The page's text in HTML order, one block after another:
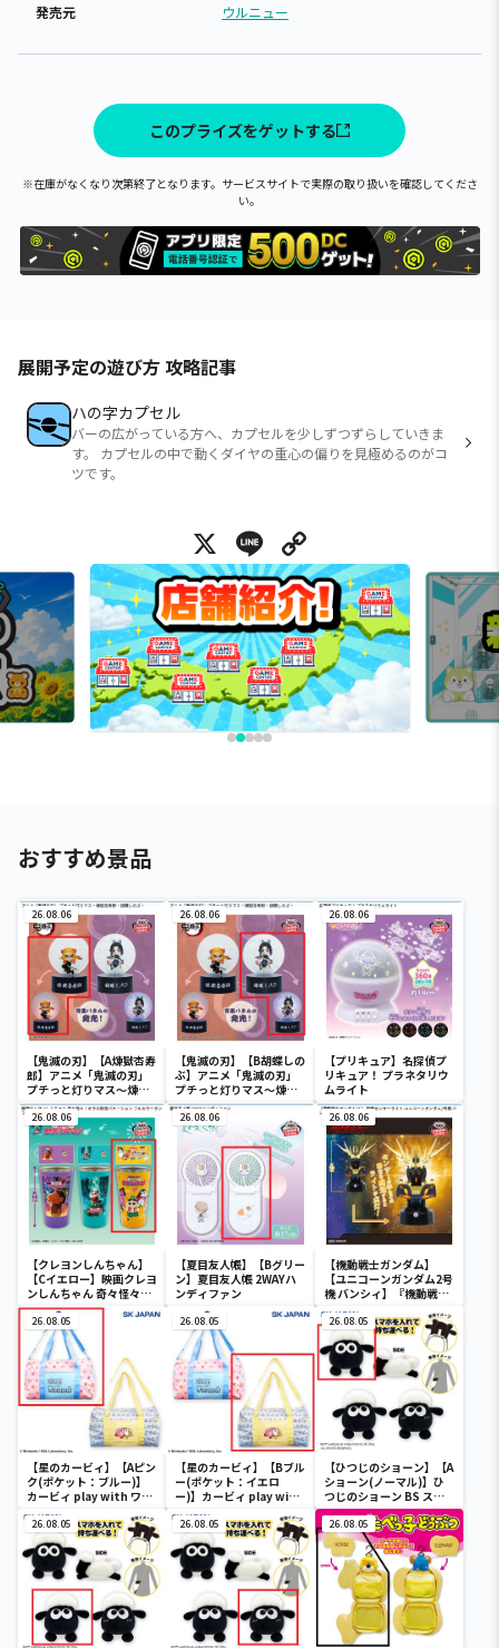
発売元 ウルニュー
このプライズをゲットする
※在庫がなくなり次第終了となります。サービスサイトで実際の取り扱いを確認してくださ
い。
展開予定の遊び方 攻略記事
ハの字カプセル
バーの広がっている方へ、カプセルを少しずつずらしていきま
す。 カプセルの中で動くダイヤの重心の偏りを見極めるのがコ
ツです。
X Line
おすすめ景品
26.08.06
【鬼滅の刃】【A煉獄杏寿
郎】アニメ「鬼滅の刃」
プチっと灯りマス～煉獄
杏寿郎・胡蝶しのぶ～
26.08.06
【鬼滅の刃】【B胡蝶しの
ぶ】アニメ「鬼滅の刃」
プチっと灯りマス～煉獄
杏寿郎・胡蝶しのぶ～
26.08.06
【プリキュア】名探偵プ
リキュア！ プラネタリウ
ムライト
26.08.06
【クレヨンしんちゃん】
【Cイエロー】映画クレヨ
ンしんちゃん 奇々怪々！
オラの妖怪バケ～ション
フルカラータンブラー
26.08.06
【夏目友人帳】【Bグリー
ン】夏目友人帳 2WAYハ
ンディファン
26.08.06
【機動戦士ガンダム】
【ユニコーンガンダム2号
機 バンシィ】『機動戦士
ーライト-ユニコーンガン
ダム2号機 バンシィ（デ
ストロイモード）-
26.08.05
【星のカービィ】【Aピン
ク(ポケット：ブルー)】
カービィ play with ワド
ルディ ボストンバッグ
26.08.05
【星のカービィ】【Bブル
ー(ポケット：イエロ
ー)】カービィ play with
ワドルディ ボストンバッ
グ
26.08.05
【ひつじのショーン】【A
ショーン(ノーマル)】ひ
つじのショーン BS スマ
ホショーンルダー
26.08.05 26.08.05 26.08.05